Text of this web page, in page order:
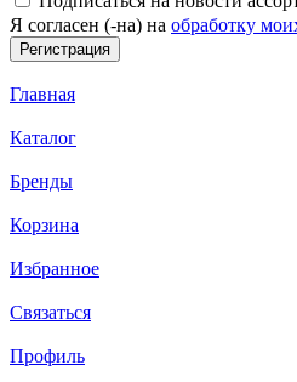
Я согласен (-на) на обработку
Главная
Каталог
Бренды
Корзина
Избранное
Связаться
Профиль